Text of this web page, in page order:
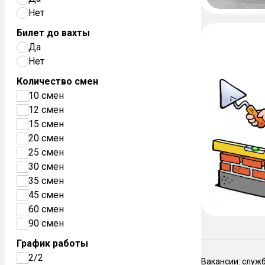
Нет
Билет до вахты
Да
Нет
Количество смен
10 смен
12 смен
15 смен
20 смен
25 смен
30 смен
35 смен
45 смен
60 смен
90 смен
График работы
2/2
Вакансии: